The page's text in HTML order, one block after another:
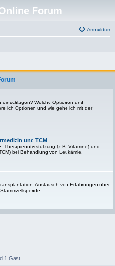
Forum
Anmelden
einschlagen? Welche Optionen und
ich Optionen und wie gehe ich mit der
und TCM
Therapieunterstützung (z.B. Vitamine) und
bei Behandlung von Leukämie.
Austausch von Erfahrungen über
1 Gast